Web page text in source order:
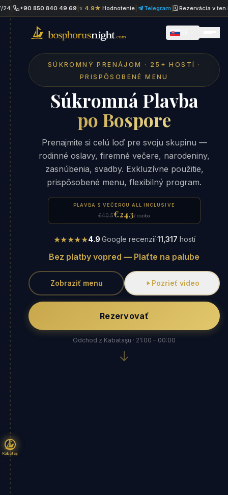
Kabataş
+90 850 840 49 69| ⭐4.9★Hodnotenie| Telegram|🗓 Rezervácia v ten istý
SÚKROMNÝ PRENÁJOM · 25+ HOSTÍ ·
PRISPÔSOBENÉ MENU
Súkromná Plavba
po Bospore
Prenajmite si celú loď pre svoju skupinu —
rodinné oslavy, firemné večere, narodeniny,
zasnúbenia, svadby. Exkluzívne použitie,
prispôsobené menu, flexibilný program.
PLAVBA S VEČEROU ALL INCLUSIVE
€40.5€24.3/ osoba
★★★★★4.9·Google recenzií·11,317 hostí
Bez platby vopred — Plaťte na palube
Zobraziť menu Pozrieť video
Rezervovať
Odchod z Kabataşu · 21:00 – 00:00